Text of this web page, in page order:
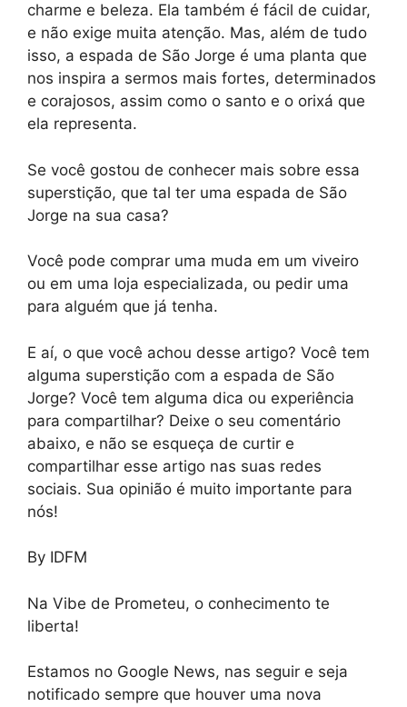
charme e beleza. Ela também é fácil de cuidar,
e não exige muita atenção. Mas, além de tudo
isso, a espada de São Jorge é uma planta que
nos inspira a sermos mais fortes, determinados
e corajosos, assim como o santo e o orixá que
ela representa.
Se você gostou de conhecer mais sobre essa
superstição, que tal ter uma espada de São
Jorge na sua casa?
Você pode comprar uma muda em um viveiro
ou em uma loja especializada, ou pedir uma
para alguém que já tenha.
E aí, o que você achou desse artigo? Você tem
alguma superstição com a espada de São
Jorge? Você tem alguma dica ou experiência
para compartilhar? Deixe o seu comentário
abaixo, e não se esqueça de curtir e
compartilhar esse artigo nas suas redes
sociais. Sua opinião é muito importante para
nós!
By IDFM
Na Vibe de Prometeu, o conhecimento te
liberta!
Estamos no Google News, nas seguir e seja
notificado sempre que houver uma nova